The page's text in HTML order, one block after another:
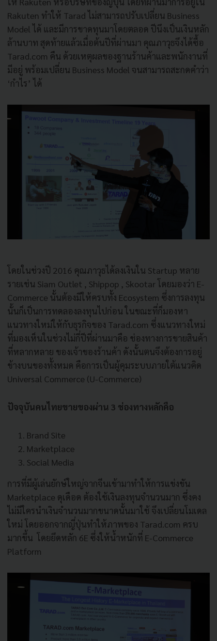
Rakuten ทำให้ Tarad ไม่สามารถปรับเปลี่ยน Business
Model ได้ และมีการขาดทุนมาโดยตลอด ปีนึงเป็นเงินหลัก
ล้านบาท สุดท้ายแล้วเมื่อต้นปีที่ผ่านมา คุณภาวุธจึงได้ซื้อ
Tarad.com คืน ด้วยเหตุผลของฐานร้านค้าและพนักงานที่
มีอยู่ พร้อมเปลี่ยน Business Model จนสามารถสะกดคำว่า
‘กำไร’ ได้
โดยในช่วงปี 2016 คุณภาวุธได้ลงเงินใน Startup หลาย
รายเช่น Siam Outlet , Shippop , Skootar โดยมองว่า E-
Commerce นั้นต้องมีให้ครบทั้ง Ecosystem ซึ่งการลงทุน
นั้นก็เป็นการทดลองลงทุนไปก่อน ในขณะที่ก็มองหา
แนวทางใหม่ให้กับธุรกิจของ Tarad.com ซึ่งแนวทางใหม่
ที่มองเห็นในช่วงไม่กี่ปีที่ผ่านมาคือ ช่องทางการขายสินค้า
ที่หลากหลาย ของเจ้าของร้านค้า ดังนั้นตนจึงต้องการอยู่
ข้างบนของทั้งหมด คือการเป็นผู้คุมระบบภายใต้แนวคิด
Universal Commerce (U-Commerce)
ปัจจุบันคนไทยขายของผ่าน 3 ช่องทางหลักคือ
Brand Site
Marketplace
Social Media
การที่มีผู้เล่นยักษ์ใหญ่จากจีนเข้ามาทำให้การแข่งขัน
Marketplace ดุเดือด ต้องใช้เงินลงทุนจำนวนมาก ซึ่งคง
ไม่มีใครนำเงินจำนวนมากขนาดนั้นมาใช้ จึงเปลี่ยนโมเดล
ใหม่ โดยออกจากญี่ปุ่นทำให้ภาพของ Tarad.com ครบ
มากขึ้น โดยยึดหลัก 6E ซึ่งให้น้ำหนักที่ E-Commerce
Platform